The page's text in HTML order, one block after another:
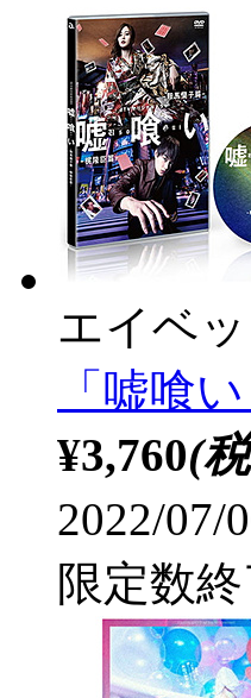
エイベ
「嘘喰
¥3,760(
2022/07/
限定数終